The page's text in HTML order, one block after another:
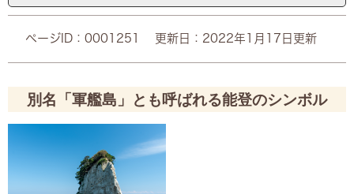
ページID：0001251 更新日：2022年1月17日更新
別名「軍艦島」とも呼ばれる能登のシンボル